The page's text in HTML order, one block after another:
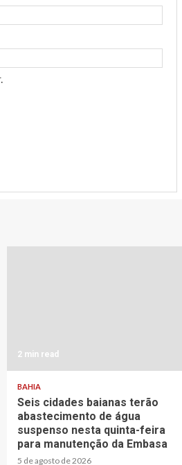
2 min read
BAHIA
Seis cidades baianas terão
abastecimento de água
suspenso nesta quinta-feira
para manutenção da Embasa
5 de agosto de 2026